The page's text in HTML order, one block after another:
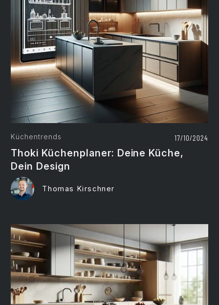
Küchentrends 17/10/2024
Thoki Küchenplaner: Deine Küche,
Dein Design
Thomas Kirschner